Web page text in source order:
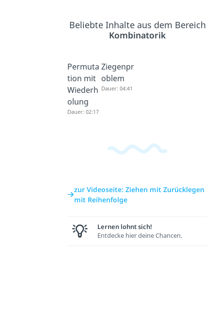
Beliebte Inhalte aus dem Bereich
Kombinatorik
Permuta
tion mit
Wiederh
olung
Dauer: 02:17
Ziegenpr
oblem
Dauer: 04:41
zur Videoseite: Ziehen mit Zurücklegen
mit Reihenfolge
Lernen lohnt sich!
Entdecke hier deine Chancen.